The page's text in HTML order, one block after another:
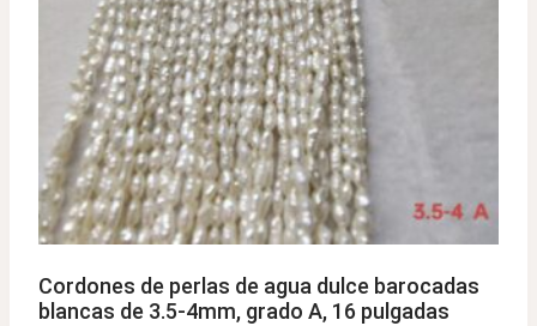
Cordones de perlas de agua dulce barocadas
blancas de 3.5-4mm, grado A, 16 pulgadas